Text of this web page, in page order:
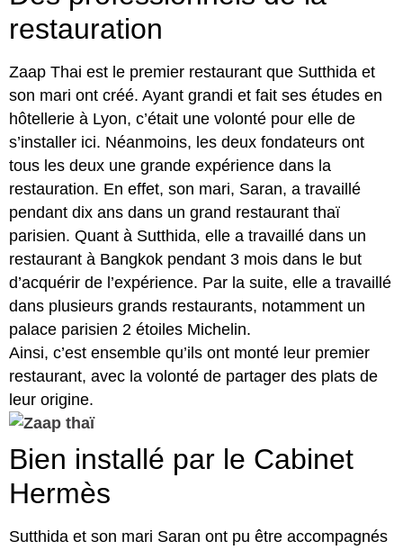
restauration
Zaap Thai est le premier restaurant que Sutthida et
son mari ont créé. Ayant grandi et fait ses études en
hôtellerie à Lyon, c’était une volonté pour elle de
s’installer ici. Néanmoins, les deux fondateurs ont
tous les deux une grande expérience dans la
restauration. En effet, son mari, Saran, a travaillé
pendant dix ans dans un grand restaurant thaï
parisien. Quant à Sutthida, elle a travaillé dans un
restaurant à Bangkok pendant 3 mois dans le but
d’acquérir de l’expérience. Par la suite, elle a travaillé
dans plusieurs grands restaurants, notamment un
palace parisien 2 étoiles Michelin.
Ainsi, c’est ensemble qu’ils ont monté leur premier
restaurant, avec la volonté de partager des plats de
leur origine.
Bien installé par le Cabinet
Hermès
Sutthida et son mari Saran ont pu être accompagnés